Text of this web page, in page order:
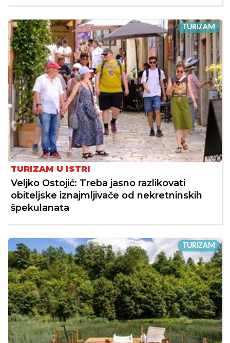
TURIZAM
TURIZAM U ISTRI
Veljko Ostojić: Treba jasno razlikovati
obiteljske iznajmljivače od nekretninskih
špekulanata
TURIZAM